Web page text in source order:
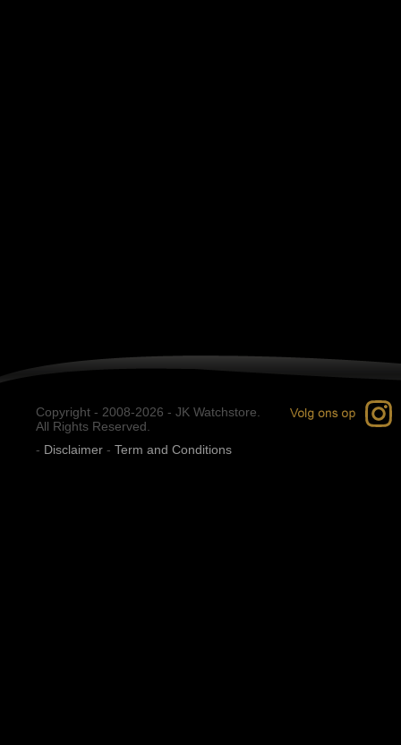
Copyright - 2008-2026 - JK Watchstore.
All Rights Reserved.
- Disclaimer - Term and Conditions